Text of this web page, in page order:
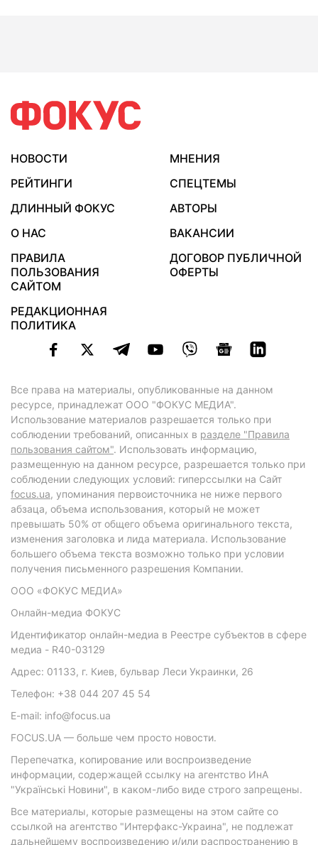
НОВОСТИ
МНЕНИЯ
РЕЙТИНГИ
СПЕЦТЕМЫ
ДЛИННЫЙ ФОКУС
АВТОРЫ
О НАС
ВАКАНСИИ
ПРАВИЛА
ПОЛЬЗОВАНИЯ
САЙТОМ
ДОГОВОР ПУБЛИЧНОЙ
ОФЕРТЫ
РЕДАКЦИОННАЯ
ПОЛИТИКА
Все права на материалы, опубликованные на данном
ресурсе, принадлежат ООО "ФОКУС МЕДИА".
Использование материалов разрешается только при
соблюдении требований, описанных в разделе "Правила
пользования сайтом". Использовать информацию,
размещенную на данном ресурсе, разрешается только при
соблюдении следующих условий: гиперссылки на Сайт
focus.ua, упоминания первоисточника не ниже первого
абзаца, объема использования, который не может
превышать 50% от общего объема оригинального текста,
изменения заголовка и лида материала. Использование
большего объема текста возможно только при условии
получения письменного разрешения Компании.
ООО «ФОКУС МЕДИА»
Онлайн-медиа ФОКУС
Идентификатор онлайн-медиа в Реестре субъектов в сфере
медиа - R40-03129
Адрес: 01133, г. Киев, бульвар Леси Украинки, 26
Телефон: +38 044 207 45 54
E-mail: info@focus.ua
FOCUS.UA — больше чем просто новости.
Перепечатка, копирование или воспроизведение
информации, содержащей ссылку на агентство ИнА
"Українські Новини", в каком-либо виде строго запрещены.
Все материалы, которые размещены на этом сайте со
ссылкой на агентство "Интерфакс-Украина", не подлежат
дальнейшему воспроизведению и/или распространению в